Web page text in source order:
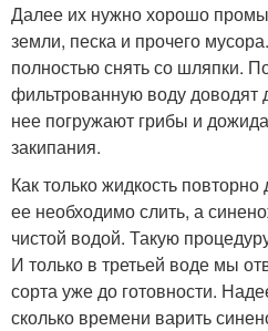
Далее их нужно хорошо
земли, песка и прочего
полностью снять со шляпки.
фильтрованную воду доводят
нее погружают грибы и
закипания.
Как только жидкость
ее необходимо слить, а
чистой водой. Такую
И только в третьей воде мы
сорта уже до готовности.
сколько времени варить